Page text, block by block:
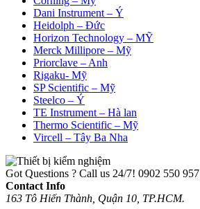
Dani Instrument – Ý
Heidolph – Đức
Horizon Technology – MỸ
Merck Millipore – Mỹ
Priorclave – Anh
Rigaku- Mỹ
SP Scientific – Mỹ
Steelco – Ý
TE Instrument – Hà lan
Thermo Scientific – Mỹ
Vircell – Tây Ba Nha
Got Questions ? Call us 24/7! 0902 550 957
Contact Info
163 Tô Hiến Thành, Quận 10, TP.HCM.